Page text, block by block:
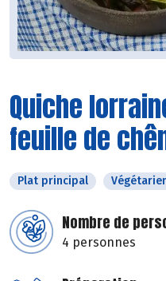
Quiche
feuille de
Plat principal
Nombre de
4 personnes